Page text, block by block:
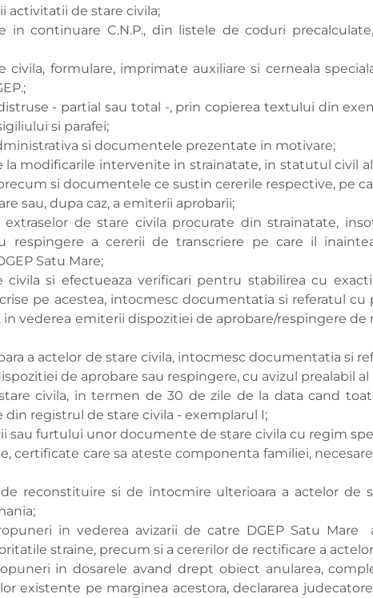
activitatii de stare civila;
continuare C.N.P., din listele de coduri
formulare, imprimate auxiliare si cerneala
- partial sau total -, prin copierea textului din
si parafei;
si documentele prezentate in motivare;
modificarile intervenite in strainatate, in statutul civil
si documentele ce sustin cererile respective, pe
sau, dupa caz, a emiterii aprobarii;
de stare civila procurate din strainatate,
respingere a cererii de transcriere pe care il
Satu Mare;
si efectueaza verificari pentru stabilirea cu
pe acestea, intocmesc documentatia si referatul cu
in vederea emiterii dispozitiei de aprobare/respingere
a actelor de stare civila, intocmesc documentatia si
de aprobare sau respingere, cu avizul prealabil al
civila, in termen de 30 de zile de la data cand
registrul de stare civila - exemplarul I;
sau furtului unor documente de stare civila cu regim
certificate care sa ateste componenta familiei,
reconstituire si de intocmire ulterioara a actelor de
in vederea avizarii de catre DGEP Satu Mare
straine, precum si a cererilor de rectificare a
in dosarele avand drept obiect anularea,
existente pe marginea acestora, declararea